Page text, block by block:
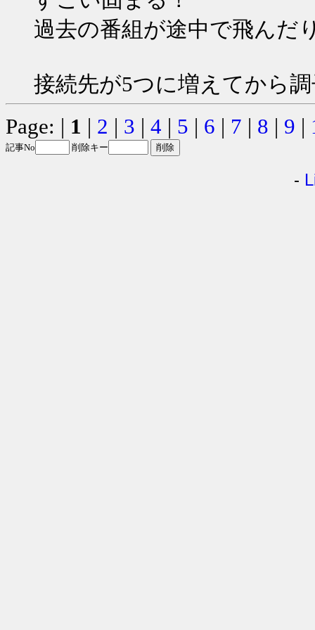
過去の番組が途中で飛んだ
接続先が5つに増えてから
Page: | 1 | 2 | 3 | 4 | 5 | 6 | 7 | 8 | 9 |
記事No 削除キー
-